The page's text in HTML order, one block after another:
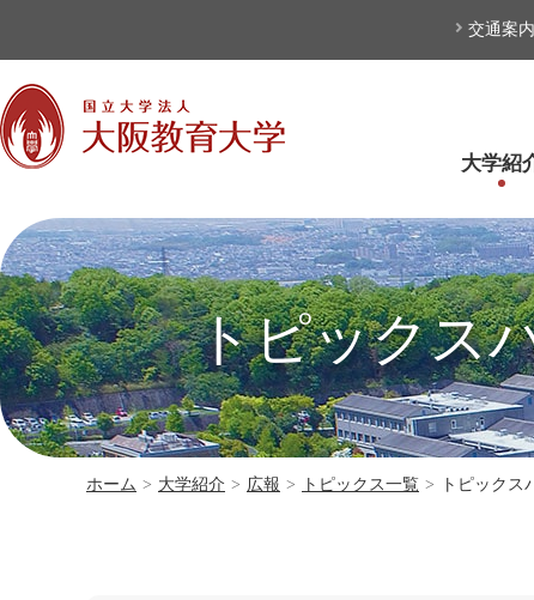
交通案内
大学紹
トピックス
ホーム > 大学紹介 > 広報 > トピックス一覧 > トピックス